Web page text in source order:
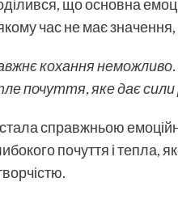
що основна
час не має
кохання неможливо.
почуття, яке дає сили
справжньою
почуття і тепла,